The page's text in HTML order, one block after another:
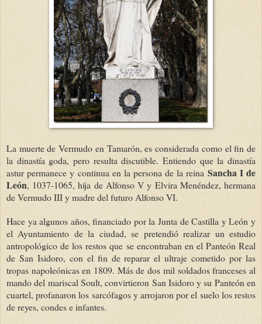
La muerte de Vermudo en Tamarón, es considerada como el fin de
la dinastía goda, pero resulta discutible. Entiendo que la dinastía
astur permanece y continua en la persona de la reina Sancha I de
León, 1037-1065, hija de Alfonso V y Elvira Menéndez, hermana
de Vermudo III y madre del futuro Alfonso VI.
Hace ya algunos años, financiado por la Junta de Castilla y León y
el Ayuntamiento de la ciudad, se pretendió realizar un estudio
antropológico de los restos que se encontraban en el Panteón Real
de San Isidoro, con el fin de reparar el ultraje cometido por las
tropas napoleónicas en 1809. Más de dos mil soldados franceses al
mando del mariscal Soult, convirtieron San Isidoro y su Panteón en
cuartel, profanaron los sarcófagos y arrojaron por el suelo los restos
de reyes, condes e infantes.